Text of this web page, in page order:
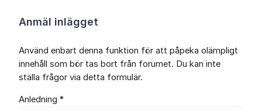
Anmäl inlägget
Använd enbart denna funktion för att påpeka olämpligt
innehåll som bör tas bort från forumet. Du kan inte
ställa frågor via detta formulär.
Anledning *